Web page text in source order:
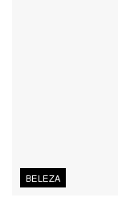
BELEZA